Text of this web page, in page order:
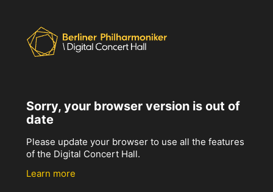
Sorry, your browser version is out of
date
Please update your browser to use all the features
of the Digital Concert Hall.
Learn more